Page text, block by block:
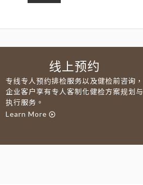
线上预约
专线专人预约排检服务以及健检前咨询，
企业客户享有专人客制化健检方案规划与
执行服务。
Learn More